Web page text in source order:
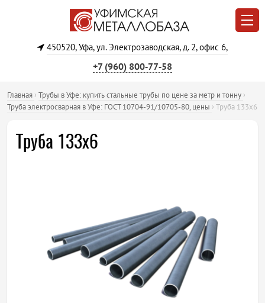
450520, Уфа, ул. Электрозаводская, д. 2, офис 6,
+7 (960) 800‐77‐58
Главная › Трубы в Уфе: купить стальные трубы по цене за метр и тонну ›
Труба электросварная в Уфе: ГОСТ 10704-91/10705-80, цены › Труба 133х6
Труба 133х6